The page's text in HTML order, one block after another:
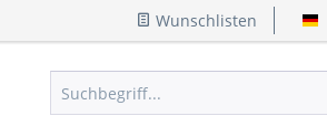
Wunschlisten